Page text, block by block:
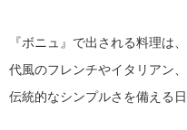
『ボニュ』で出される料理は
代風のフレンチやイタリアン
伝統的なシンプルさを備える